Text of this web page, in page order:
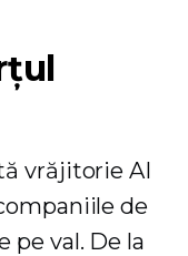
vrăjitorie AI
de
val. De la